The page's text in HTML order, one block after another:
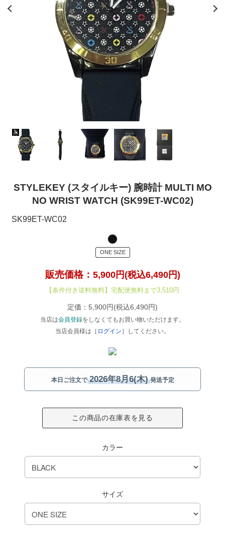
STYLEKEY (スタイルキー) 腕時計 MULTI MO
NO WRIST WATCH (SK99ET-WC02)
SK99ET-WC02
ONE SIZE
販売価格： 5,900円(税込6,490円)
【条件付き送料無料】宅配便無料まで3,510円
定価：5,900円(税込6,490円)
当店は会員登録をしなくてもお買い物いただけます。
当店会員様は［ ログイン ］してください。
本日ご注文で 2026年8月6(木) 発送予定
この商品の在庫表を見る
カラー
サイズ